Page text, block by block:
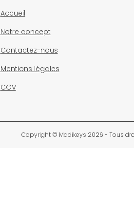
Accueil
Notre concept
Contactez-nous
Mentions légales
CGV
Copyright © Madikeys 2026 - Tous